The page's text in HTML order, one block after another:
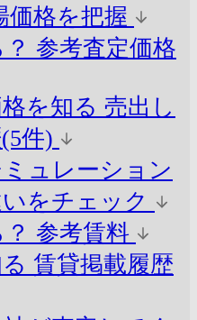
価格を把握
参考査定価格
を知る 売出し
件)
ュレーション
をチェック
参考賃料
賃貸掲載履歴